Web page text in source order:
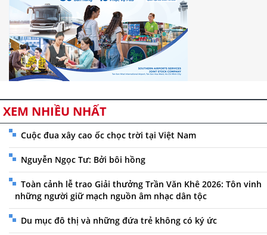
XEM NHIỀU NHẤT
Cuộc đua xây cao ốc chọc trời tại Việt Nam
Nguyễn Ngọc Tư: Bởi bôi hồng
Toàn cảnh lễ trao Giải thưởng Trần Văn Khê 2026: Tôn vinh
những người giữ mạch nguồn âm nhạc dân tộc
Du mục đô thị và những đứa trẻ không có ký ức